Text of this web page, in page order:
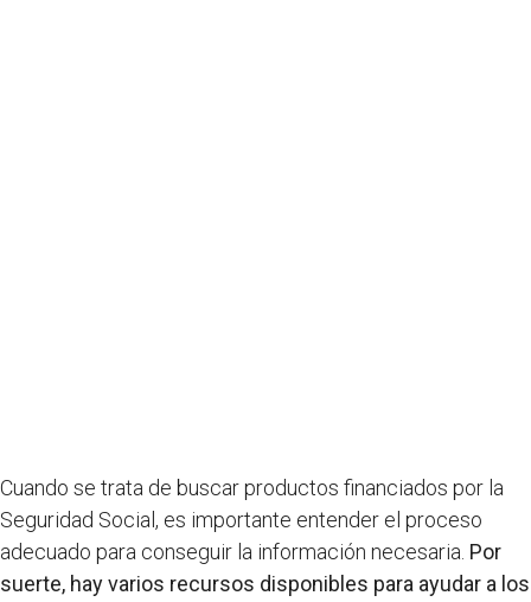
Cuando se trata de buscar productos financiados por la
Seguridad Social, es importante entender el proceso
adecuado para conseguir la información necesaria. Por
suerte, hay varios recursos disponibles para ayudar a los